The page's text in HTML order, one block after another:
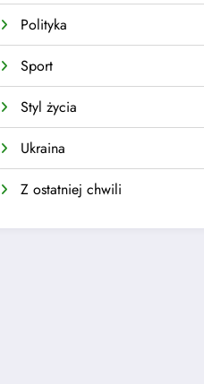
Polityka
Sport
Styl życia
Ukraina
Z ostatniej chwili